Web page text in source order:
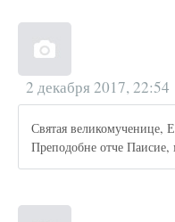
2 декабря 2017, 22:54
Святая великомученице,
Преподобне отче Паисие,